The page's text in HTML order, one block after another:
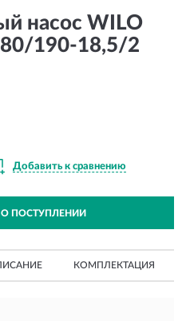
насос WILO
80/190-18,5/2
Добавить к сравнению
ПОСТУПЛЕНИИ
КОМПЛЕКТАЦИЯ